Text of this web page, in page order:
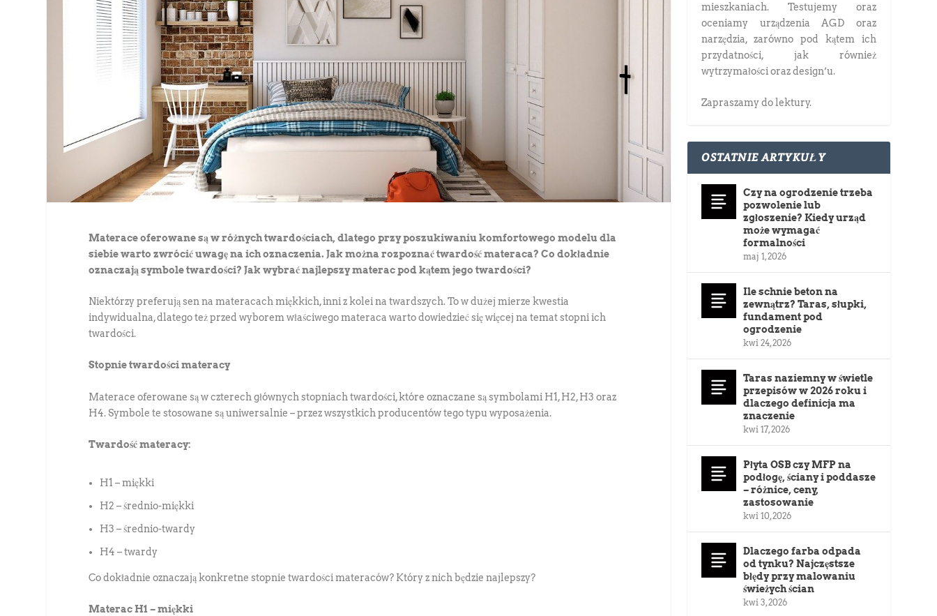
Materace oferowane są w różnych twardościach, dlatego przy poszukiwaniu komfortowego modelu dla
siebie warto zwrócić uwagę na ich oznaczenia. Jak można rozpoznać twardość materaca? Co dokładnie
oznaczają symbole twardości? Jak wybrać najlepszy materac pod kątem jego twardości?
Niektórzy preferują sen na materacach miękkich, inni z kolei na twardszych. To w dużej mierze kwestia
indywidualna, dlatego też przed wyborem właściwego materaca warto dowiedzieć się więcej na temat stopni ich
twardości.
Stopnie twardości materacy
Materace oferowane są w czterech głównych stopniach twardości, które oznaczane są symbolami H1, H2, H3 oraz
H4. Symbole te stosowane są uniwersalnie – przez wszystkich producentów tego typu wyposażenia.
Twardość materacy:
H1 – miękki
H2 – średnio-miękki
H3 – średnio-twardy
H4 – twardy
Co dokładnie oznaczają konkretne stopnie twardości materaców? Który z nich będzie najlepszy?
Materac H1 – miękki
mieszkaniach. Testujemy oraz
oceniamy urządzenia AGD oraz
narzędzia, zarówno pod kątem ich
przydatności, jak również
wytrzymałości oraz design’u.
Zapraszamy do lektury.
OSTATNIE ARTYKUŁY
Czy na ogrodzenie trzeba
pozwolenie lub
zgłoszenie? Kiedy urząd
może wymagać
formalności
maj 1, 2026
Ile schnie beton na
zewnątrz? Taras, słupki,
fundament pod
ogrodzenie
kwi 24, 2026
Taras naziemny w świetle
przepisów w 2026 roku i
dlaczego definicja ma
znaczenie
kwi 17, 2026
Płyta OSB czy MFP na
podłogę, ściany i poddasze
– różnice, ceny,
zastosowanie
kwi 10, 2026
Dlaczego farba odpada
od tynku? Najczęstsze
błędy przy malowaniu
świeżych ścian
kwi 3, 2026